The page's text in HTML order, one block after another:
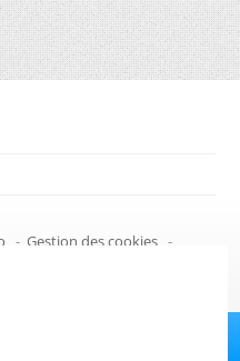
- Gestion des cookies -